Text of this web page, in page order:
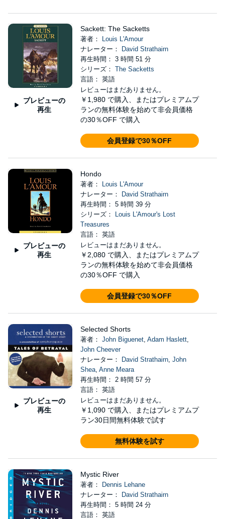
プレビューの
再生
Sackett: The Sacketts
著者：
Louis L'Amour
ナレーター：
David Strathairn
再生時間： 3 時間 51 分
シリーズ： The Sacketts
言語： 英語
レビューはまだありません。
￥1,980 で購入、またはプレミアムプ
ランの無料体験を始めて非会員価格
の30％OFF で購入
会員登録で30％OFF
プレビューの
再生
Hondo
著者：
Louis L'Amour
ナレーター：
David Strathairn
再生時間： 5 時間 39 分
シリーズ：
Louis L'Amour's Lost
Treasures
言語： 英語
レビューはまだありません。
￥2,080 で購入、またはプレミアムプ
ランの無料体験を始めて非会員価格
の30％OFF で購入
会員登録で30％OFF
プレビューの
再生
Selected Shorts
著者： John Biguenet, Adam Haslett,
John Cheever
ナレーター：
David Strathairn, John
Shea, Anne Meara
再生時間： 2 時間 57 分
言語： 英語
レビューはまだありません。
￥1,090 で購入、またはプレミアムプ
ラン30日間無料体験で試す
無料体験を試す
Mystic River
著者：
Dennis Lehane
ナレーター：
David Strathairn
再生時間： 5 時間 24 分
言語： 英語